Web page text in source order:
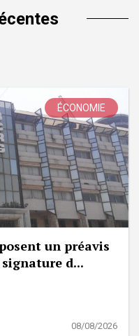
ÉCONOMIE
un préavis
d...
08/08/2026